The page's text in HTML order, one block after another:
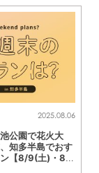
2025.08.06
公園で花火大
知多半島でおす
【8/9(土)・8/1